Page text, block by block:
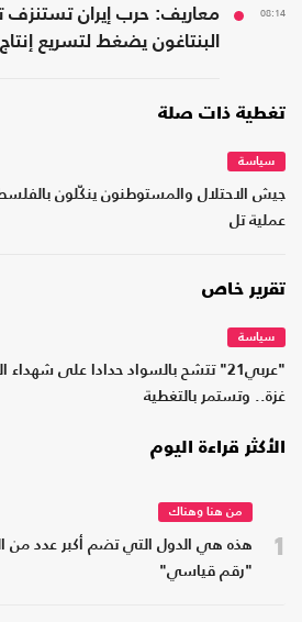
08:14
معاريف: حرب إيران تستنزف
البنتاغون يضغط لتسريع
تغطية ذات صلة
سياسة
جيش الاحتلال والمستوطنون ينكّلون
عملية تل
تقرير خاص
سياسة
"عربي21" تتشح بالسواد حدادا على
غزة.. وتستمر بالتغطية
الأكثر قراءة اليوم
1
من هنا وهناك
هذه هي الدول التي تضم أكبر عدد من
"رقم قياسي"